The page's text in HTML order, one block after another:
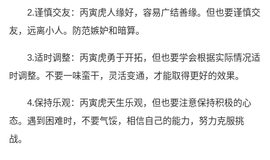
2.谨慎交友：丙寅虎人缘好，容易广结善缘。但也要谨慎交
友，远离小人。防范嫉妒和暗算。
3.适时调整：丙寅虎勇于开拓，但也要学会根据实际情况适
时调整。不要一味蛮干，灵活变通，才能取得更好的效果。
4.保持乐观：丙寅虎天生乐观，但也要注意保持积极的心
态。遇到困难时，不要气馁，相信自己的能力，努力克服挑
战。